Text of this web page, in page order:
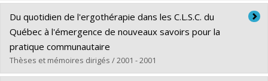
Diplômé(e) : Rbaï, Mohammed
Cycle :Maîtrise
Diplôme obtenu :M. Sc.
Lien vers le document dans Papyrus
Du quotidien de l'ergothérapie dans les C.L.S.C. du
Québec à l'émergence de nouveaux savoirs pour la
pratique communautaire
Thèses et mémoires dirigés / 2001 - 2001